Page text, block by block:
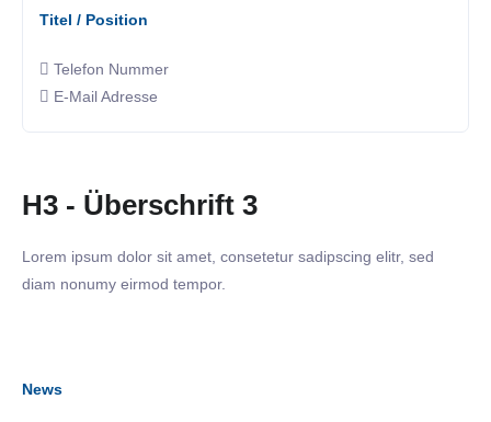
Titel / Position
Telefon Nummer
E-Mail Adresse
H3 - Überschrift 3
Lorem ipsum dolor sit amet, consetetur sadipscing elitr, sed
diam nonumy eirmod tempor.
News